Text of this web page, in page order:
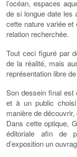
l’océan, espaces
de si longue date les
cette nature variée
relation recherchée.
Tout ceci figuré par
de la réalité, mais
représentation libre
Son dessein final est
et à un public
manière de
Dans cette optique,
éditoriale afin de
d’exposition un